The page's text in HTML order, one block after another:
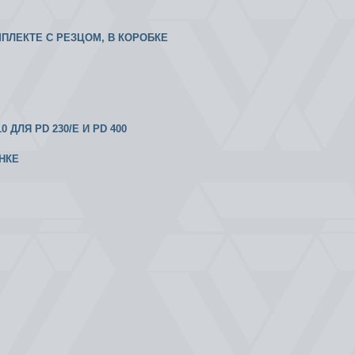
С РЕЗЦОМ, В КОРОБКЕ
PD 230/E И PD 400